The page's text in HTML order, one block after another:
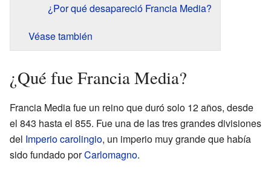
¿Por qué desapareció Francia Media?
Véase también
¿Qué fue Francia Media?
Francia Media fue un reino que duró solo 12 años, desde
el 843 hasta el 855. Fue una de las tres grandes divisiones
del Imperio carolingio, un imperio muy grande que había
sido fundado porCarlomagno.